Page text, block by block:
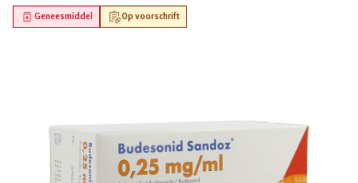
Op voorschrift
Geneesmiddel